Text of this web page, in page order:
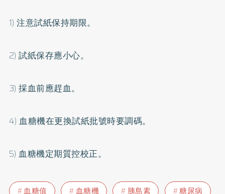
1) 注意試紙保持期限。
2) 試紙保存應小心。
3) 採血前應趕血。
4) 血糖機在更換試紙批號時要調碼。
5) 血糖機定期質控校正。
血糖值 血糖機 胰島素 糖尿病